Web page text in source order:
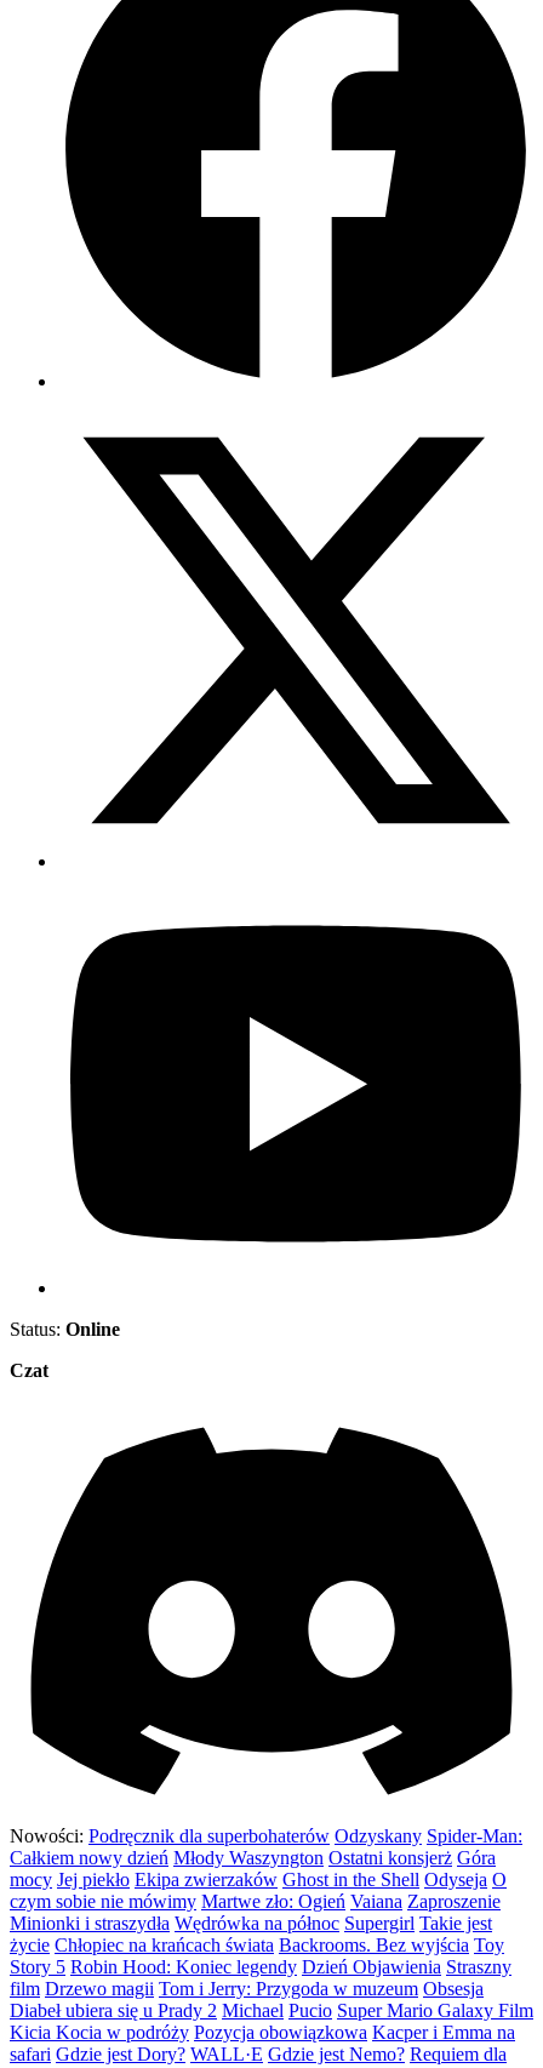
Status: Online
Czat
Nowości: Podręcznik dla superbohaterów Odzyskany Spider-Man:
Całkiem nowy dzień Młody Waszyngton Ostatni konsjerż Góra
mocy Jej piekło Ekipa zwierzaków Ghost in the Shell Odyseja O
czym sobie nie mówimy Martwe zło: Ogień Vaiana Zaproszenie
Minionki i straszydła Wędrówka na północ Supergirl Takie jest
życie Chłopiec na krańcach świata Backrooms. Bez wyjścia Toy
Story 5 Robin Hood: Koniec legendy Dzień Objawienia Straszny
film Drzewo magii Tom i Jerry: Przygoda w muzeum Obsesja
Diabeł ubiera się u Prady 2 Michael Pucio Super Mario Galaxy Film
Kicia Kocia w podróży Pozycja obowiązkowa Kacper i Emma na
safari Gdzie jest Dory? WALL·E Gdzie jest Nemo? Requiem dla